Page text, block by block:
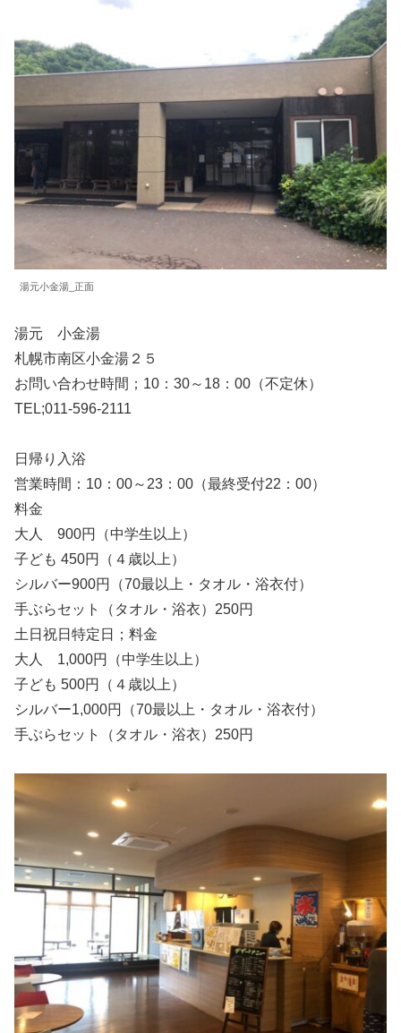
湯元小金湯_正面
湯元 小金湯
札幌市南区小金湯２５
お問い合わせ時間；10：30～18：00（不定休）
TEL;011-596-2111
日帰り入浴
営業時間：10：00～23：00（最終受付22：00）
料金
大人 900円（中学生以上）
子ども 450円（４歳以上）
シルバー900円（70最以上・タオル・浴衣付）
手ぶらセット（タオル・浴衣）250円
土日祝日特定日；料金
大人 1,000円（中学生以上）
子ども 500円（４歳以上）
シルバー1,000円（70最以上・タオル・浴衣付）
手ぶらセット（タオル・浴衣）250円